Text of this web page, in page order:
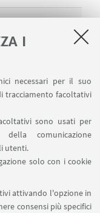
I
necessari per il suo
tracciamento facoltativi
sono usati per
comunicazione
utenti.
solo con i cookie
attivando l'opzione in
consensi più specifici
di